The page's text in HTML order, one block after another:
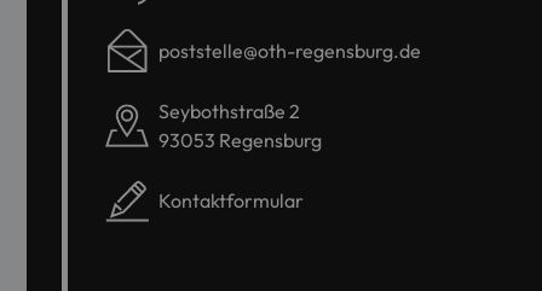
poststelle@oth-regensburg.de
Seybothstraße 2
93053 Regensburg
Kontaktformular